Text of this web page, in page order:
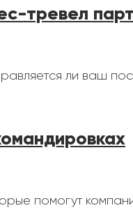
тревел
ли ваш
помогут